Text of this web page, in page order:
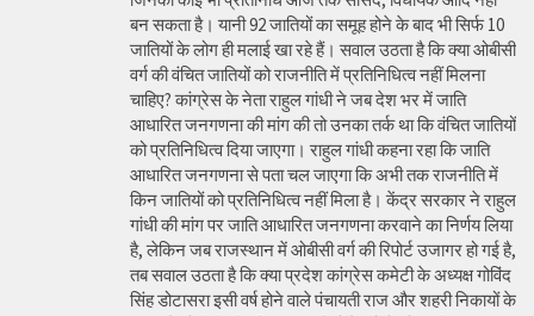
बन सकता है। यानी 92 जातियों का समूह होने के बाद भी सिर्फ 10
जातियों के लोग ही मलाई खा रहे हैं। सवाल उठता है कि क्या ओबीसी
वर्ग की वंचित जातियों को राजनीति में प्रतिनिधित्व नहीं मिलना
चाहिए? कांग्रेस के नेता राहुल गांधी ने जब देश भर में जाति
आधारित जनगणना की मांग की तो उनका तर्क था कि वंचित जातियों
को प्रतिनिधित्व दिया जाएगा। राहुल गांधी कहना रहा कि जाति
आधारित जनगणना से पता चल जाएगा कि अभी तक राजनीति में
किन जातियों को प्रतिनिधित्व नहीं मिला है। केंद्र सरकार ने राहुल
गांधी की मांग पर जाति आधारित जनगणना करवाने का निर्णय लिया
है, लेकिन जब राजस्थान में ओबीसी वर्ग की रिपोर्ट उजागर हो गई है,
तब सवाल उठता है कि क्या प्रदेश कांग्रेस कमेटी के अध्यक्ष गोविंद
सिंह डोटासरा इसी वर्ष होने वाले पंचायती राज और शहरी निकायों के